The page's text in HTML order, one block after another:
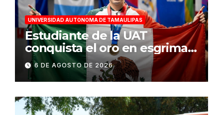
UNIVERSIDAD AUTONOMA DE TAMAULIPAS
Estudiante de la UAT
conquista el oro en esgrima
en Santo Domingo 2026
6 DE AGOSTO DE 2026